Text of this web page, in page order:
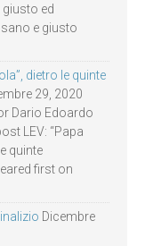
ed
e giusto
dietro le quinte
29, 2020
Dario Edoardo
LEV: “Papa
quinte
first on
Dicembre